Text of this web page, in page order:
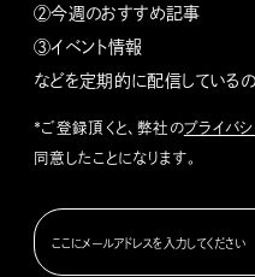
②今週のおすすめ記事
③イベント情報
などを定期的に配信しているの
*ご登録頂くと、弊社のプライバ
同意したことになります。